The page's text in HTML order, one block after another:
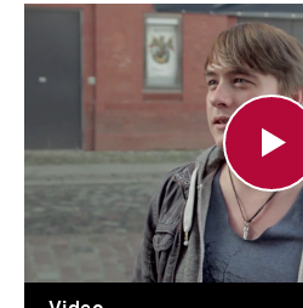
Netzdebatte
Interview:
Thomas
Lohninger
und